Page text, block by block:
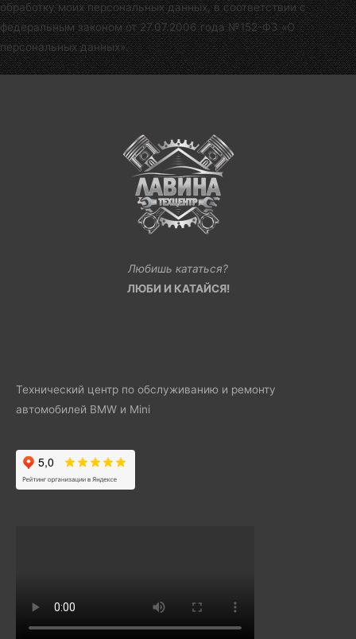
обработку моих персональных данных, в соответствии с
федеральным законом от 27.07.2006 года №152-Ф3 «О
персональных данных».
Любишь кататься?
ЛЮБИ И КАТАЙСЯ!
Технический центр по обслуживанию и ремонту
автомобилей BMW и Mini